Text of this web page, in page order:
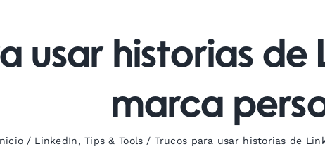
usar historias
marca
/ LinkedIn,Tips & Tools / Trucos para usar historias de